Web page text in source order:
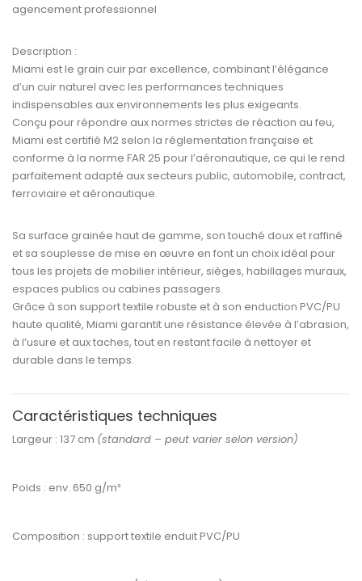
agencement professionnel
Description :
Miami est le grain cuir par excellence, combinant l’élégance
d’un cuir naturel avec les performances techniques
indispensables aux environnements les plus exigeants.
Conçu pour répondre auxnormes strictes de réaction au feu,
Miami est certifié M2 selon la réglementation française et
conforme à la norme FAR 25 pour l’aéronautique, ce qui le rend
parfaitement adapté aux secteurs public, automobile, contract,
ferroviaire et aéronautique.
Sa surface grainée haut de gamme, son touché doux et raffiné
et sa souplesse de mise en œuvre en font un choix idéal pour
tous les projets de mobilier intérieur, sièges, habillages muraux,
espaces publics ou cabines passagers.
Grâce à son support textile robuste et à son enduction PVC/PU
haute qualité, Miami garantit une résistance élevée à l’abrasion,
à l’usure et aux taches, tout en restant facile à nettoyer et
durable dans le temps.
Caractéristiques techniques
Largeur : 137 cm (standard – peut varier selon version)
Poids : env. 650 g/m²
Composition : support textile enduit PVC/PU